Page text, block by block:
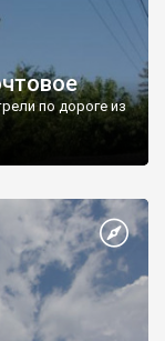
по дороге из